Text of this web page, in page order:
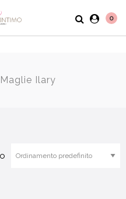
0
Maglie Ilary